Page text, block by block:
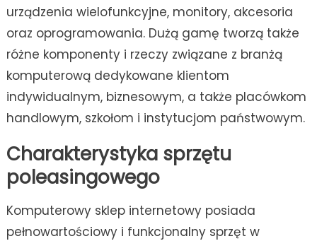
urządzenia wielofunkcyjne, monitory, akcesoria
oraz oprogramowania. Dużą gamę tworzą także
różne komponenty i rzeczy związane z branżą
komputerową dedykowane klientom
indywidualnym, biznesowym, a także placówkom
handlowym, szkołom i instytucjom państwowym.
Charakterystyka sprzętu
poleasingowego
Komputerowy sklep internetowy posiada
pełnowartościowy i funkcjonalny sprzęt w